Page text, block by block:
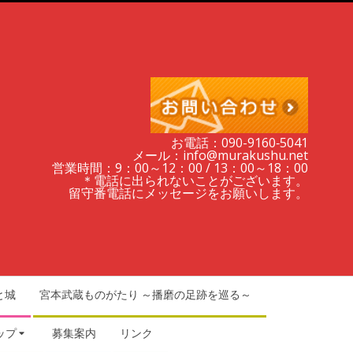
お電話：090-9160‐5041
メール：info@murakushu.net
営業時間：9：00～12：00 / 13：00～18：00
＊電話に出られないことがございます。
留守番電話にメッセージをお願いします。
城 宮本武蔵ものがたり ～播磨の足跡を巡る～
プ 募集案内 リンク